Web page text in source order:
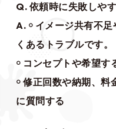
Q. 依頼時に失敗しや
A. ￮ イメージ共有不
くあるトラブルです。
￮ コンセプトや希望す
￮ 修正回数や納期、料
に質問する